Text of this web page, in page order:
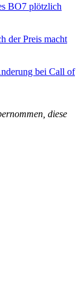
BO7 plötzlich
der Preis macht
bei Call of
diese